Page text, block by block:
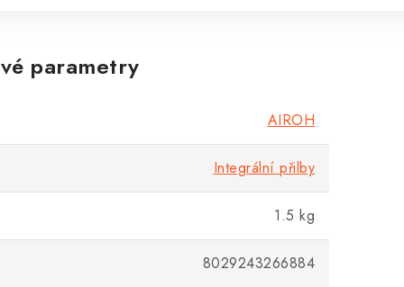
parametry
AIROH
Integrální přilby
1.5 kg
8029243266884